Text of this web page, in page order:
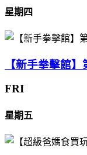
星期四
【新手拳擊館
FRI
星期五